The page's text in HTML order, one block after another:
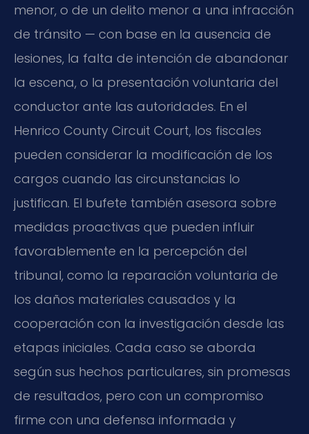
menor, o de un delito menor a una infracción
de tránsito — con base en la ausencia de
lesiones, la falta de intención de abandonar
la escena, o la presentación voluntaria del
conductor ante las autoridades. En el
Henrico County Circuit Court, los fiscales
pueden considerar la modificación de los
cargos cuando las circunstancias lo
justifican. El bufete también asesora sobre
medidas proactivas que pueden influir
favorablemente en la percepción del
tribunal, como la reparación voluntaria de
los daños materiales causados y la
cooperación con la investigación desde las
etapas iniciales. Cada caso se aborda
según sus hechos particulares, sin promesas
de resultados, pero con un compromiso
firme con una defensa informada y